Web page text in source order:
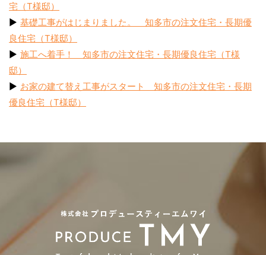
宅（T様邸）
▶︎ 基礎工事がはじまりました。 知多市の注文住宅・長期優
良住宅（T様邸）
▶︎ 施工へ着手！ 知多市の注文住宅・長期優良住宅（T様
邸）
▶︎ お家の建て替え工事がスタート 知多市の注文住宅・長期
優良住宅（T様邸）